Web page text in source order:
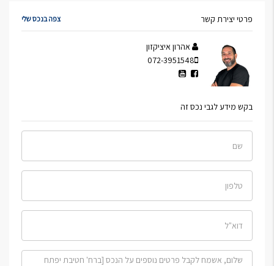
פרטי יצירת קשר צפה בנכס שלי
אהרון איציקזון
072-3951548
בקש מידע לגבי נכס זה